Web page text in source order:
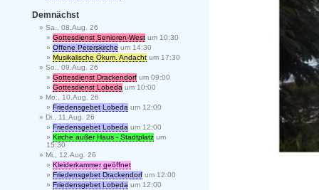
Demnächst
Sa., 08.Aug. 26
Gottesdienst Senioren-West um 10:30
Offene Peterskirche um 14:30
Musikalische Ökum. Andacht um 17:30
So., 09.Aug. 26
Gottesdienst Drackendorf um 09:00
Gottesdienst Lobeda um 10:00
Mo., 10.Aug. 26
Friedensgebet Lobeda um 12:00
Di., 11.Aug. 26
Friedensgebet Lobeda um 12:00
Kirche außer Haus - Stadtplatz um
15:30
Mi., 12.Aug. 26
Kleiderkammer geöffnet
Friedensgebet Drackendorf um 12:00
Friedensgebet Lobeda um 12:00